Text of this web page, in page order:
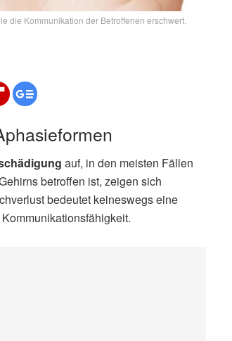
die Kommunikation der Betroffenen erschwert.
auf, in den meisten Fällen
betroffen ist, zeigen sich
bedeutet keineswegs eine